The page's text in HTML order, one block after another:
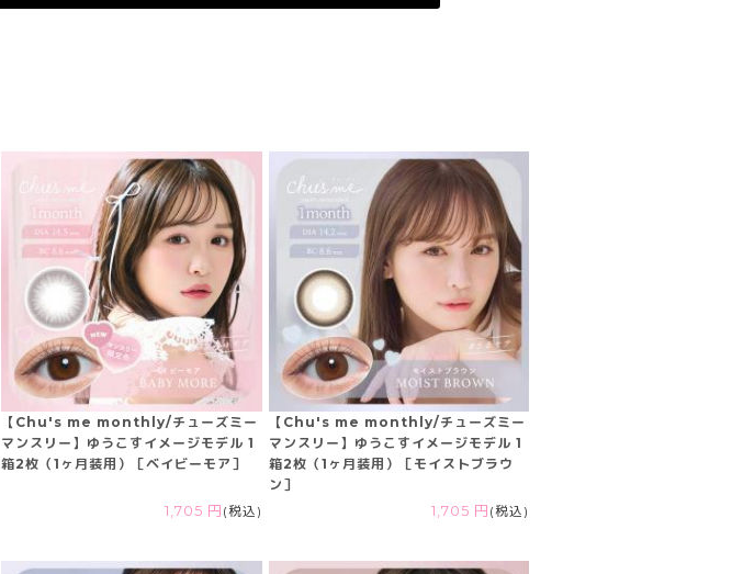
【Chu's me monthly/チューズミー
マンスリー】ゆうこすイメージモデル 1
箱2枚（1ヶ月装用）［ベイビーモア］
1,705 円 (税込)
【Chu's me monthly/チューズミー
マンスリー】ゆうこすイメージモデル 1
箱2枚（1ヶ月装用）［モイストブラウ
ン］
1,705 円 (税込)